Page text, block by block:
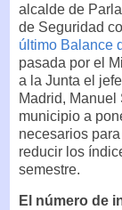
alcalde de
de Seguridad
último Balance
pasada por el
a la Junta el
Madrid, Manuel
municipio a
necesarios
reducir los
semestre.
El número de